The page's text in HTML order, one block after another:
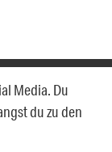
Media. Du
du zu den